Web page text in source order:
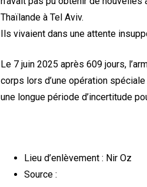
Thaïlande à Tel Aviv.
Ils vivaient dans une attente
Le 7 juin 2025 après 609 jours,
corps lors d’une opération
une longue période d’incertitude
Lieu d’enlèvement : Nir Oz
Source :